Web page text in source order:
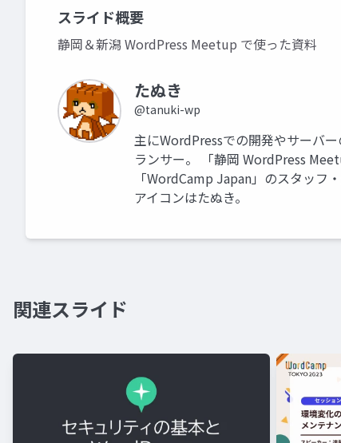
スライド概要
静岡＆新潟 WordPress Meetup で使った資料
たぬき
@tanuki-wp
主にWordPressでの開発やサーバ
ランサー。 「静岡 WordPress
「WordCamp Japan」のスタッフ
アイコンはたぬき。
関連スライド